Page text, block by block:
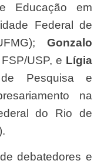
Educação em
Federal de
Gonzalo
USP, e Lígia
Pesquisa e
na
do Rio de